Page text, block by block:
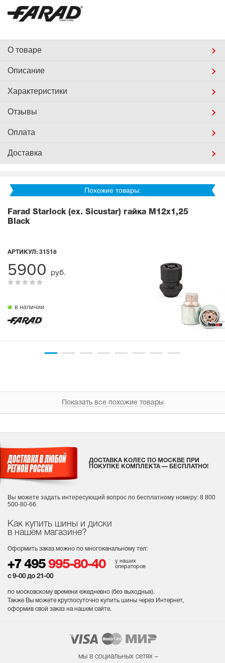
О товаре
Описание
Характеристики
Отзывы
Оплата
Доставка
Похожие товары:
Farad Starlock (ex. Sicustar) гайка М12x1,25
Black
АРТИКУЛ: 31518
5900 руб.
в наличии
Показать все похожие товары
Как купить шины и диски
в нашем магазине?
Оформить заказ можно по многоканальному тел:
+7 495 995-80-40
у наших
операторов
с 9-00 до 21-00
по московскому времени ежедневно (без выходных).
Также Вы можете круглосуточно купить шины через Интернет,
оформив свой заказ на нашем сайте.
ДОСТАВКА КОЛЕС ПО МОСКВЕ ПРИ
ПОКУПКЕ КОМПЛЕКТА — БЕСПЛАТНО!
Вы можете задать интересующий вопрос по бесплатному номеру: 8 800
500-80-66.
мы в социальных сетях –